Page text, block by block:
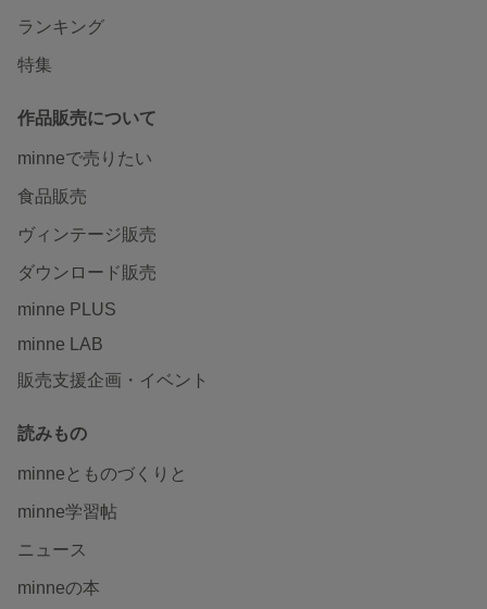
ランキング
特集
作品販売について
minneで売りたい
食品販売
ヴィンテージ販売
ダウンロード販売
minne PLUS
minne LAB
販売支援企画・イベント
読みもの
minneとものづくりと
minne学習帖
ニュース
minneの本